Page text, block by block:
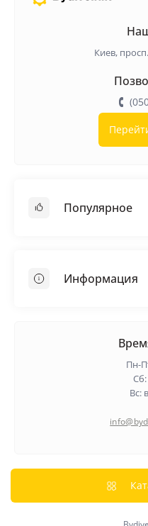
Киев,
Популярное
Самовыравнивающая
Информация
Политика
Пн-
Сб:
Вс: